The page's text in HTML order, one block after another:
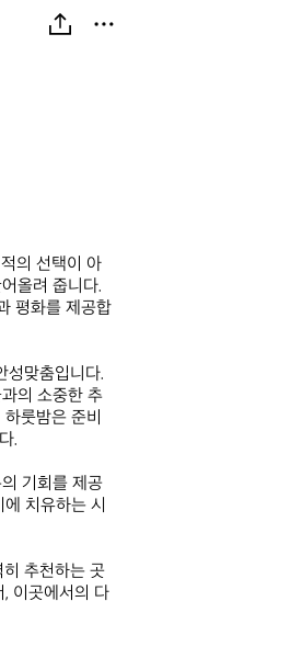
의 선택이 아
올려 줍니다.
평화를 제공합
성맞춤입니다.
의 소중한 추
룻밤은 준비
.
기회를 제공
치유하는 시
추천하는 곳
이곳에서의 다